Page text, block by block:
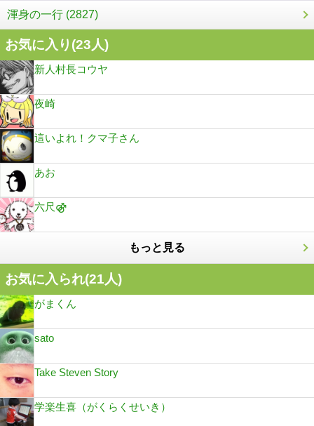
渾身の一行 (2827)
お気に入り(23人)
新人村長コウヤ
夜崎
這いよれ！クマ子さん
あお
六尺⚣
もっと見る
お気に入られ(21人)
がまくん
sato
Take Steven Story
学楽生喜（がくらくせいき）